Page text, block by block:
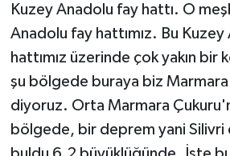
Kuzey Anadolu fay hattı. O
Anadolu fay hattımız. Bu
hattımız üzerinde çok yakın bir
şu bölgede buraya biz
diyoruz. Orta Marmara
bölgede, bir deprem yani Silivri